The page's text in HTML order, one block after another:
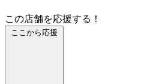
この店舗を応援する！
ここから応援